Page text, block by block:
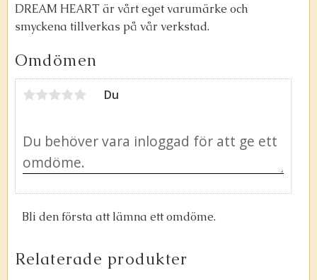
DREAM HEART är vårt eget varumärke och
smyckena tillverkas på vår verkstad.
Omdömen
Du
Bli den första att lämna ett omdöme.
Relaterade produkter